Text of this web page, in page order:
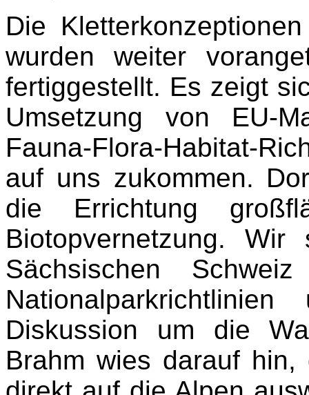
Die
wurden weiter
fertiggestellt. Es zeigt
Umsetzung von EU-
Fauna-Flora-Habitat-
auf uns zukommen.
die Errichtung
Biotopvernetzung.
Sächsischen
Diskussion um die
Brahm wies darauf